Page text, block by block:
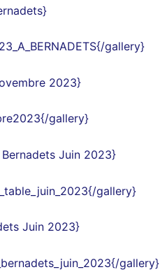
}
gallery}
2023}
gallery}
Juin 2023}
gallery}
Juin 2023}
gallery}